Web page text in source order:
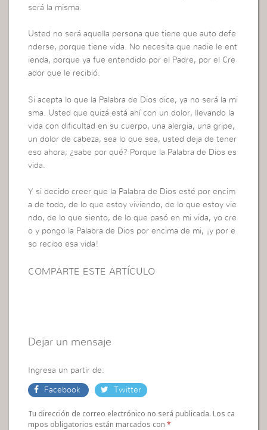
será la misma.
Usted no será aquella persona que tiene que auto defe
nderse, porque tiene vida. No necesita que nadie le ent
ienda, porque ya fue entendido por el Padre, por el Cre
ador que le recibió.
Si acepta lo que la Palabra de Dios dice, ya no será la mi
sma. Usted que quizá está ahí con un dolor, llevando la
vida con dificultad en su cuerpo, una alergia, una gripe,
un dolor de cabeza, sea lo que sea, usted deja de tener
eso ahora, ¿sabe por qué? Porque la Palabra de Dios es
vida.
Y si decido creer que la Palabra de Dios esté por encim
a de todo, de lo que estoy viviendo, de lo que estoy vie
ndo, de lo que siento, de lo que pasó en mi vida, yo cre
o y pongo la Palabra de Dios por encima de mi, ¡y por e
so recibo esa vida!
COMPARTE ESTE ARTÍCULO
Dejar un mensaje
Ingresa un partir de:
Facebook Twitter
Tu dirección de correo electrónico no será publicada. Los ca
mpos obligatorios están marcados con*